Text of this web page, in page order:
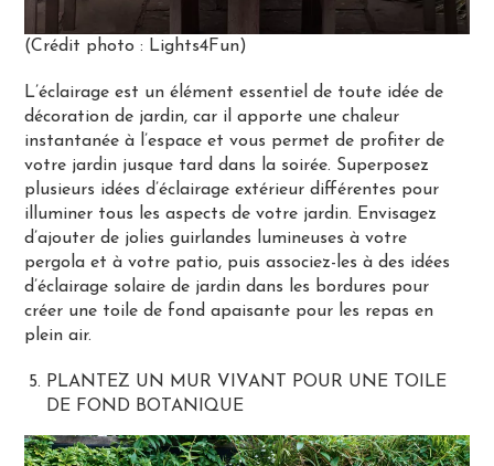
(Crédit photo : Lights4Fun)
L’éclairage est un élément essentiel de toute idée de
décoration de jardin, car il apporte une chaleur
instantanée à l’espace et vous permet de profiter de
votre jardin jusque tard dans la soirée. Superposez
plusieurs idées d’éclairage extérieur différentes pour
illuminer tous les aspects de votre jardin. Envisagez
d’ajouter de jolies guirlandes lumineuses à votre
pergola et à votre patio, puis associez-les à des idées
d’éclairage solaire de jardin dans les bordures pour
créer une toile de fond apaisante pour les repas en
plein air.
PLANTEZ UN MUR VIVANT POUR UNE TOILE
DE FOND BOTANIQUE